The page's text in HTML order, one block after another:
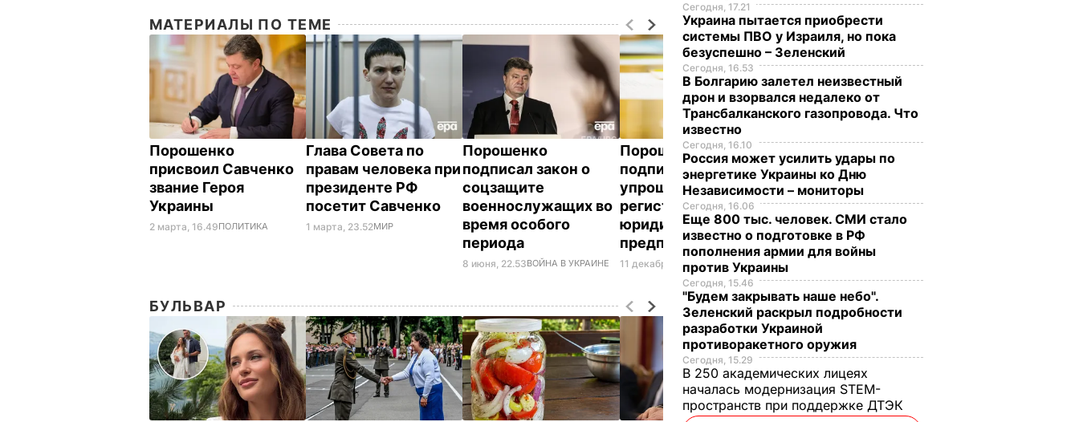
МАТЕРИАЛЫ ПО ТЕМЕ
Порошенко
присвоил Савченко
звание Героя
Украины
2 марта, 16.49ПОЛИТИКА
Глава Совета по
правам человека при
президенте РФ
посетит Савченко
1 марта, 23.52МИР
Порошенко
подписал закон о
соцзащите
военнослужащих во
время особого
периода
8 июня, 22.53ВОЙНА В УКРАИНЕ
Порошенко
подписал законы,
упрощающие
регистрацию
юридических лиц и
предпринимателей
11 декабря, 17.44ПОЛИТИКА
помиловал 12
осужденных
19 декабря, 20.57ПОЛИТИКА
БУЛЬВАР
Сегодня, 17.21
Украина пытается приобрести
системы ПВО у Израиля, но пока
безуспешно – Зеленский
Сегодня, 16.53
В Болгарию залетел неизвестный
дрон и взорвался недалеко от
Трансбалканского газопровода. Что
известно
Сегодня, 16.10
Россия может усилить удары по
энергетике Украины ко Дню
Независимости – мониторы
Сегодня, 16.06
Еще 800 тыс. человек. СМИ стало
известно о подготовке в РФ
пополнения армии для войны
против Украины
Сегодня, 15.46
"Будем закрывать наше небо".
Зеленский раскрыл подробности
разработки Украиной
противоракетного оружия
Сегодня, 15.29
В 250 академических лицеях
началась модернизация STEM-
пространств при поддержке ДТЭК​